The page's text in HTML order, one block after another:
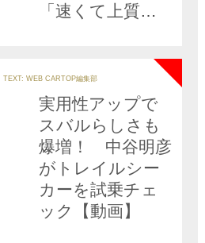
「速くて上質で
TEXT: WEB CARTOP編集部
実用性アップで
スバルらしさも
爆増！ 中谷明彦
がトレイルシー
カーを試乗チェ
ック【動画】